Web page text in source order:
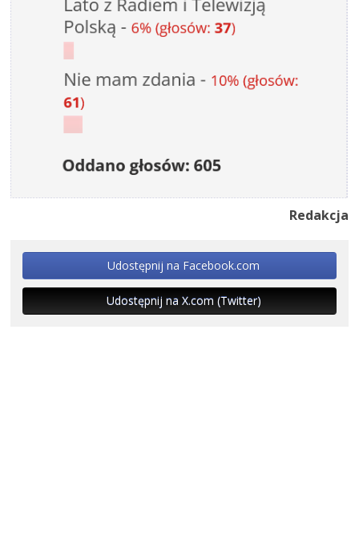
Redakcja
Udostępnij na Facebook.com
Udostępnij na X.com (Twitter)